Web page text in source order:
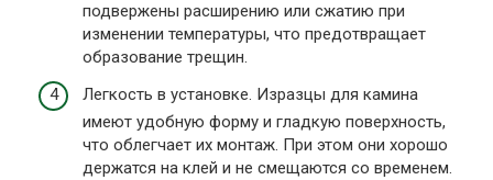
подвержены расширению или сжатию при
изменении температуры, что предотвращает
образование трещин.
Легкость в установке. Изразцы для камина
имеют удобную форму и гладкую поверхность,
что облегчает их монтаж. При этом они хорошо
держатся на клей и не смещаются со временем.